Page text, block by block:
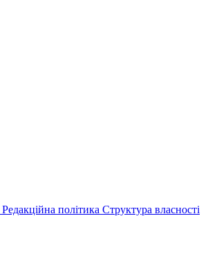
Редакційна політика Структура власності